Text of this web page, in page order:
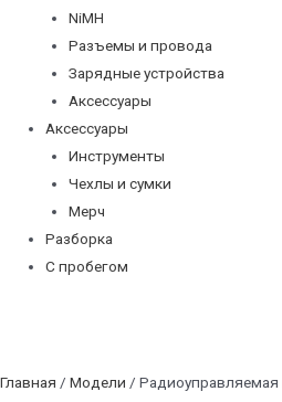
NiMH
Разъемы и провода
Зарядные устройства
Аксессуары
Аксессуары
Инструменты
Чехлы и сумки
Мерч
Разборка
С пробегом
Главная / Модели /